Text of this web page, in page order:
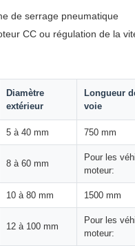
de serrage pneumatique
CC ou régulation de la
Diamètre
extérieur
Longueur
voie
5 à 40 mm 750 mm
8 à 60 mm
Pour les
moteur:
10 à 80 mm 1500 mm
12 à 100 mm
Pour les
moteur: